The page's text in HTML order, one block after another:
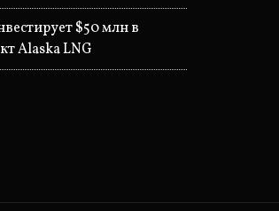
$50 млн в
Alaska LNG